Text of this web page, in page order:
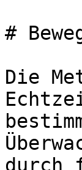
#
Die
durch